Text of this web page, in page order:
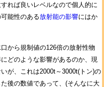
れば良いレベルなので個人的に
能性のある放射能の影響にはか
から規制値の126倍の放射性物
どのような影響があるのか、現
が、これは2000t～3000t(トン)の
後の数値であって、(そんなに大